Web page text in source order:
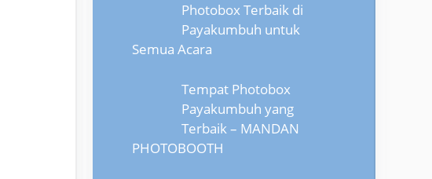
Photobox Terbaik di
Payakumbuh untuk
Semua Acara
Tempat Photobox
Payakumbuh yang
Terbaik – MANDAN
PHOTOBOOTH